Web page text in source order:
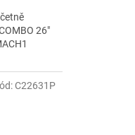
26"
C22631P